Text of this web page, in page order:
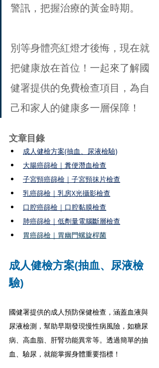
警訊，把握治療的黃金時期。
別等身體亮紅燈才後悔，現在就
把健康放在首位！一起來了解國
健署提供的免費檢查項目，為自
己和家人的健康多一層保障！
文章目錄
成人健檢方案(抽血、尿液檢驗)
大腸癌篩檢｜糞便潛血檢查
子宮頸癌篩檢｜子宮頸抹片檢查
乳癌篩檢｜乳房X光攝影檢查
口腔癌篩檢｜口腔黏膜檢查
肺癌篩檢｜低劑量電腦斷層檢查
胃癌篩檢｜ 胃幽門螺旋桿菌
成人健檢方案(抽血、尿液檢
驗)
國健署提供的成人預防保健檢查，涵蓋血液與
尿液檢測，幫助早期發現慢性病風險，如糖尿
病、高血脂、肝腎功能異常等。透過簡單的抽
血、驗尿，就能掌握身體重要指標！